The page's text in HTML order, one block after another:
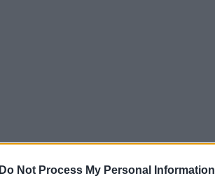
Do Not Process My Personal Information